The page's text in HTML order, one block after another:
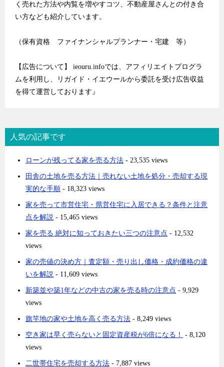
く売れた方法や内覧を増やすコツ、不動産屋さんとの付き合
い方なども紹介しています。
（保有資格 ファイナンシャルプランナー・宅建 等）
【広告について】 ieouru.infoでは、アフィリエイトプログラ
ムを利用し、リガイド・イエウールから委託を受け広告収益
を得て運営しております』
人気の記事です
ローンが残ってる家を売る方法 - 23,535 views
田舎の土地を売る方法｜売れない土地を処分・売却する現
実的な手順 - 18,323 views
家を売って市営住宅・県営住宅に入居できる？条件と注意
点を解説 - 15,465 views
家を売る 絶対に知っておきたい三つの注意点 - 12,532
views
家の売値の決め方｜査定額・売り出し価格・成約価格の違
いを解説 - 11,609 views
新築並や築1年などの中古の家を売る時の注意点 - 9,929
views
旗竿地の家や土地を高く売る方法 - 8,249 views
空き家は早く売らないと固定資産税が6倍になる！
- 8,120
views
二世帯住宅を売却する方法 - 7,887 views